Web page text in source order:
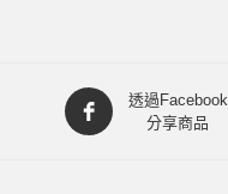
透過Facebook
分享商品